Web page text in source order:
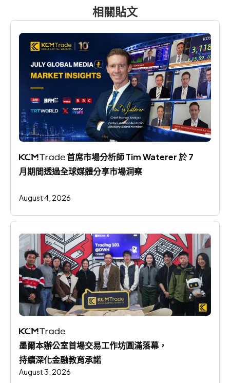
相關貼文
首席市場分析師 Tim Waterer 於 7
月期間透過全球媒體分享市場洞察
August 4, 2026
墨爾本辦公室首場交易工作坊圓滿落幕，
持續深化金融教育承諾
August 3, 2026